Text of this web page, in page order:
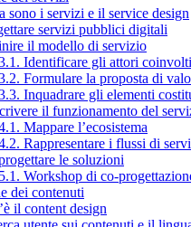
sono i servizi e il service design
servizi pubblici digitali
il modello di servizio
Identificare gli attori coinvolti
Formulare la proposta di
Inquadrare gli elementi
il funzionamento del
Mappare l’ecosistema
Rappresentare i flussi di
le soluzioni
Workshop di co-
dei contenuti
il content design